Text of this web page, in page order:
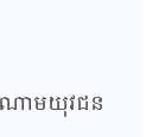
ណោមយុវជន